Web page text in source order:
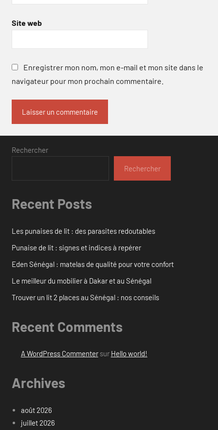
Site web
Enregistrer mon nom, mon e-mail et mon site dans le
navigateur pour mon prochain commentaire.
Rechercher
Rechercher
Recent Posts
Les punaises de lit : des parasites redoutables
Punaise de lit : signes et indices à repérer
Eden Sénégal : matelas de qualité pour votre confort
Le meilleur du mobilier à Dakar et au Sénégal
Trouver un lit 2 places au Sénégal : nos conseils
Recent Comments
A WordPress Commentersur Hello world!
Archives
août 2026
juillet 2026